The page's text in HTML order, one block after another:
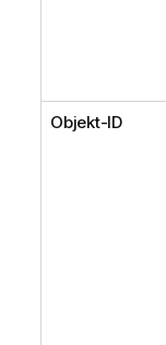
Objekt-ID